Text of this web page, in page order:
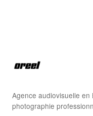
Agence audiovisuelle
photographie